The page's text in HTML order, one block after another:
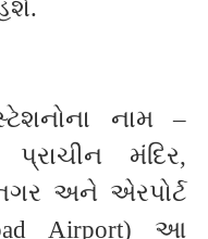
નામ –
મંદિર,
અને એરપોર્ટ
Airport) આ